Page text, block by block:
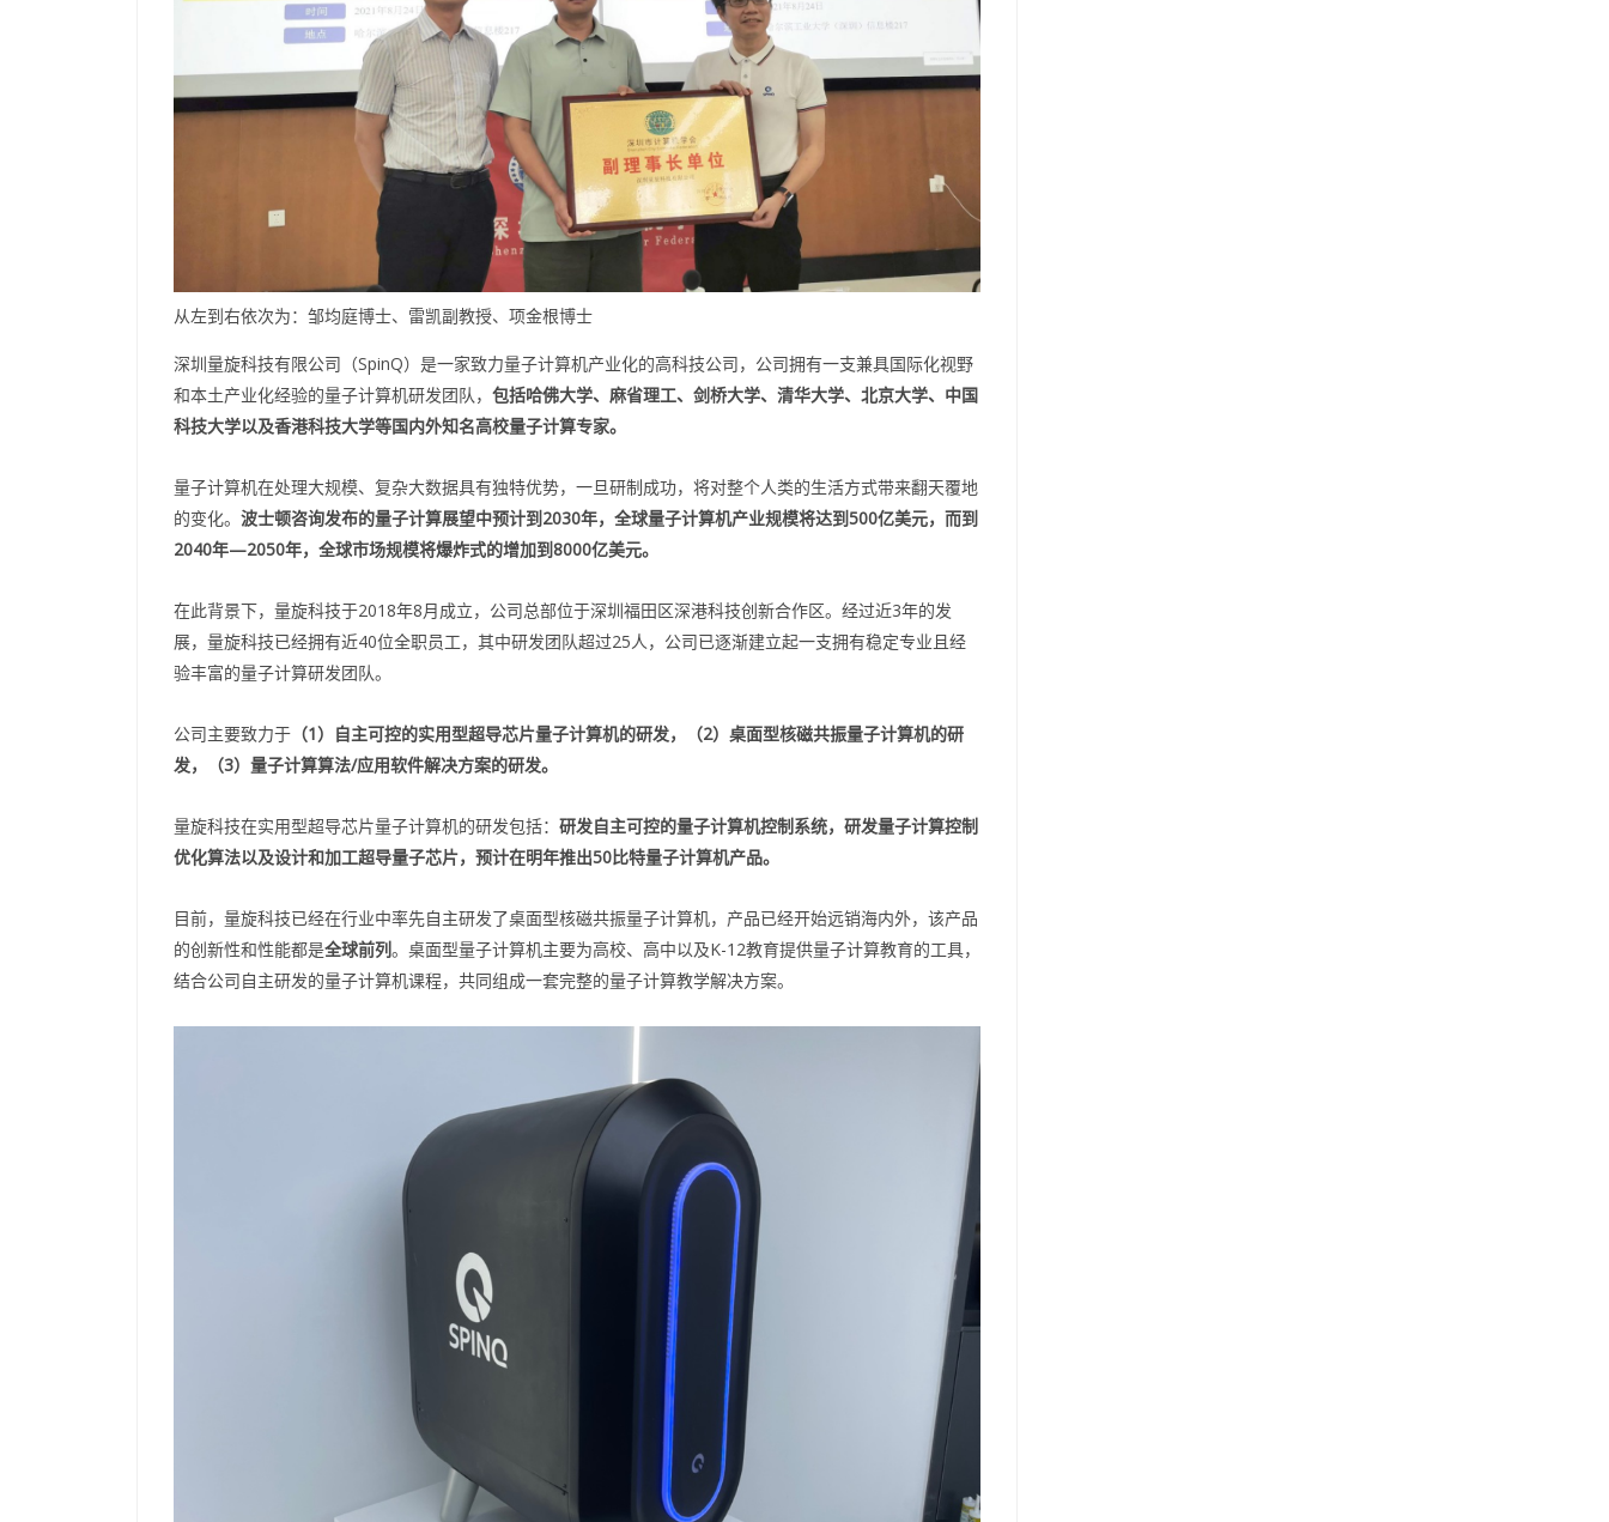
从左到右依次为：邹均庭博士、雷凯副教授、项金根博士
深圳量旋科技有限公司（SpinQ）是一家致力量子计算机产业化的高科技公司，公司拥有一支兼具国际化视野
和本土产业化经验的量子计算机研发团队， 包括哈佛大学、麻省理工、剑桥大学、清华大学、北京大学、中国
科技大学以及香港科技大学等国内外知名高校量子计算专家。
量子计算机在处理大规模、复杂大数据具有独特优势，一旦研制成功，将对整个人类的生活方式带来翻天覆地
的变化。 波士顿咨询发布的量子计算展望中预计到2030年，全球量子计算机产业规模将达到500亿美元，而到
2040年—2050年，全球市场规模将爆炸式的增加到8000亿美元。
在此背景下，量旋科技于2018年8月成立，公司总部位于深圳福田区深港科技创新合作区。经过近3年的发
展，量旋科技已经拥有近40位全职员工，其中研发团队超过25人，公司已逐渐建立起一支拥有稳定专业且经
验丰富的量子计算研发团队。
公司主要致力于 （1）自主可控的实用型超导芯片量子计算机的研发，（2）桌面型核磁共振量子计算机的研
发，（3）量子计算算法/应用软件解决方案的研发。
量旋科技在实用型超导芯片量子计算机的研发包括： 研发自主可控的量子计算机控制系统，研发量子计算控制
优化算法以及设计和加工超导量子芯片，预计在明年推出50比特量子计算机产品。
目前，量旋科技已经在行业中率先自主研发了桌面型核磁共振量子计算机，产品已经开始远销海内外，该产品
的创新性和性能都是全球前列。桌面型量子计算机主要为高校、高中以及K-12教育提供量子计算教育的工具，
结合公司自主研发的量子计算机课程，共同组成一套完整的量子计算教学解决方案。